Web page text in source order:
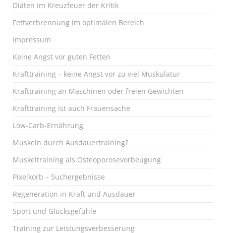
Diäten im Kreuzfeuer der Kritik
Fettverbrennung im optimalen Bereich
Impressum
Keine Angst vor guten Fetten
Krafttraining – keine Angst vor zu viel Muskulatur
Krafttraining an Maschinen oder freien Gewichten
Krafttraining ist auch Frauensache
Low-Carb-Ernährung
Muskeln durch Ausdauertraining?
Muskeltraining als Osteoporosevorbeugung
Pixelkorb – Suchergebnisse
Regeneration in Kraft und Ausdauer
Sport und Glücksgefühle
Training zur Leistungsverbesserung